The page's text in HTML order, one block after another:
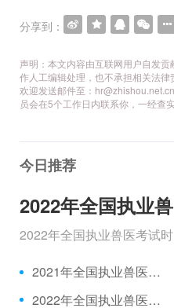
分享到：
声明：本文内容由互联网用户自发
作人工编辑处理，也不承担相关法律
欢迎发送邮件至：
员会在5个工作日内联系你，一经查
今日推荐
2022年全国执业
2022年全国执业兽医考试
2021年全国执业兽医资格考试成绩公布时间、合格分数线
2022年全国执业兽医考试时间